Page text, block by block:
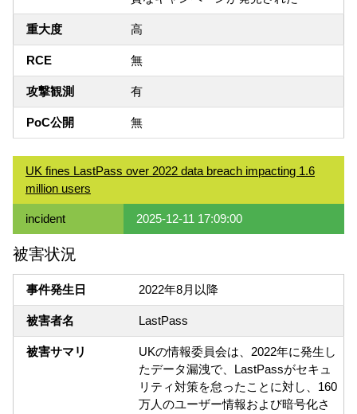
重大度 高
RCE 無
攻撃観測 有
PoC公開 無
UK fines LastPass over 2022 data breach impacting 1.6
million users
incident 2025-12-11 17:09:00
被害状況
事件発生日 2022年8月以降
被害者名 LastPass
被害サマリ
UKの情報委員会は、2022年に発生し
たデータ漏洩で、LastPassがセキュ
リティ対策を怠ったことに対し、160
万人のユーザー情報および暗号化さ